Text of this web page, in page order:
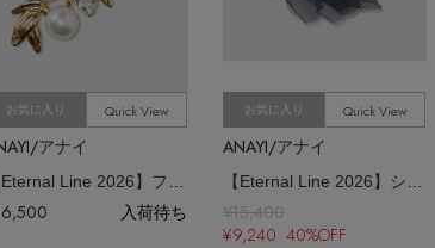
お気に入り Quick View
アナイ
入荷待ち
お気に入り Quick View
ANAYI/アナイ
¥15,400
¥9,240 40%OFF